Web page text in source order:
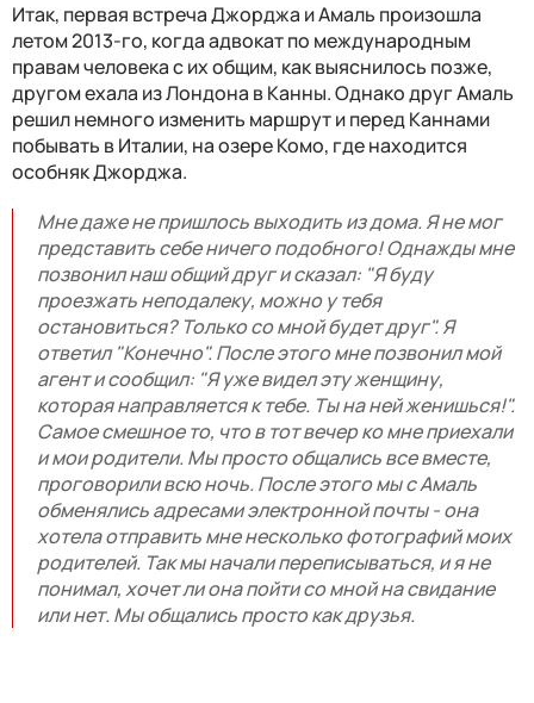
Итак, первая встреча Джорджа и Амаль произошла
летом 2013-го, когда адвокат по международным
правам человека с их общим, как выяснилось позже,
другом ехала из Лондона в Канны. Однако друг Амаль
решил немного изменить маршрут и перед Каннами
побывать в Италии, на озере Комо, где находится
особняк Джорджа.
Мне даже не пришлось выходить из дома. Я не мог
представить себе ничего подобного! Однажды мне
позвонил наш общий друг и сказал: "Я буду
проезжать неподалеку, можно у тебя
остановиться? Только со мной будет друг". Я
ответил "Конечно". После этого мне позвонил мой
агент и сообщил: "Я уже видел эту женщину,
которая направляется к тебе. Ты на ней женишься!".
Самое смешное то, что в тот вечер ко мне приехали
и мои родители. Мы просто общались все вместе,
проговорили всю ночь. После этого мы с Амаль
обменялись адресами электронной почты - она
хотела отправить мне несколько фотографий моих
родителей. Так мы начали переписываться, и я не
понимал, хочет ли она пойти со мной на свидание
или нет. Мы общались просто как друзья.